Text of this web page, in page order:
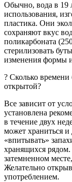
Обычно, вода в 19
использования,
пластика. Они
сохраняют вкус
поликарбоната
стерилизовать
изменения формы
? Сколько времени
открытой?
Все зависит от
установлена
в течение двух
может храниться
«впитывать»
хранящихся
затемненном
Желательно
употреблением.